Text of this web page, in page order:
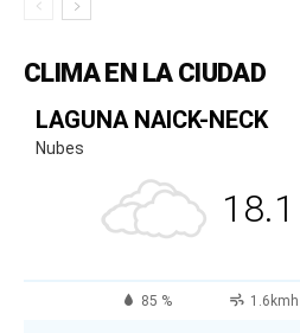
CLIMA EN LA CIUDAD
LAGUNA NAICK-NECK
Nubes
18.1
85 % 1.6kmh